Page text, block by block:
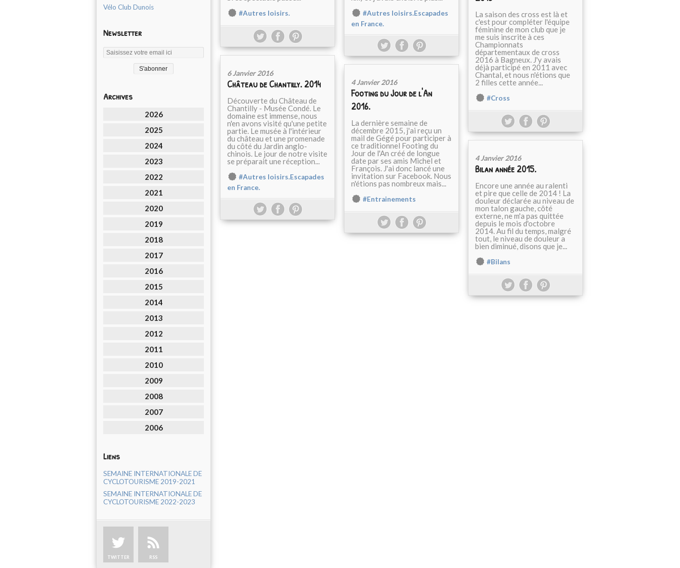
Vélo Club Dunois
Newsletter
Archives
2026
2025
2024
2023
2022
2021
2020
2019
2018
2017
2016
2015
2014
2013
2012
2011
2010
2009
2008
2007
2006
Liens
SEMAINE INTERNATIONALE DE
CYCLOTOURISME 2019-2021
SEMAINE INTERNATIONALE DE
CYCLOTOURISME 2022-2023
TWITTER RSS
#Autres loisirs.
#Autres loisirs.Escapades
en France.
La saison des cross est là et
c'est pour compléter l'équipe
féminine de mon club que je
me suis inscrite à ces
Championnats
départementaux de cross
2016 à Bagneux. J'y avais
déjà participé en 2011 avec
Chantal, et nous n'étions que
2 filles cette année...
#Cross
6 Janvier 2016
Château de Chantilly. 2014
Découverte du Château de
Chantilly - Musée Condé. Le
domaine est immense, nous
n'en avons visité qu'une petite
partie. Le musée à l'intérieur
du château et une promenade
du côté du Jardin anglo-
chinois. Le jour de notre visite
se préparait une réception...
#Autres loisirs.Escapades
en France.
4 Janvier 2016
Footing du Jour de l'An
2016.
La dernière semaine de
décembre 2015, j'ai reçu un
mail de Gégé pour participer à
ce traditionnel Footing du
Jour de l'An créé de longue
date par ses amis Michel et
François. J'ai donc lancé une
invitation sur Facebook. Nous
n'étions pas nombreux mais...
#Entrainements
4 Janvier 2016
Bilan année 2015.
Encore une année au ralenti
et pire que celle de 2014 ! La
douleur déclarée au niveau de
mon talon gauche, côté
externe, ne m'a pas quittée
depuis le mois d'octobre
2014. Au fil du temps, malgré
tout, le niveau de douleur a
bien diminué, disons que je...
#Bilans